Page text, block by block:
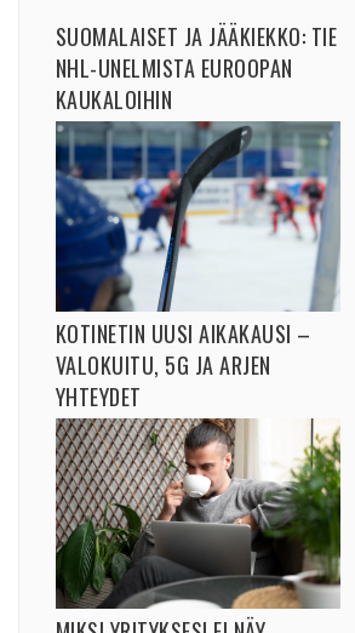
SUOMALAISET JA JÄÄKIEKKO: TIE
NHL-UNELMISTA EUROOPAN
KAUKALOIHIN
KOTINETIN UUSI AIKAKAUSI –
VALOKUITU, 5G JA ARJEN
YHTEYDET